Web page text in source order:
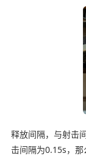
释放间隔，与射击
击间隔为0.15s，那